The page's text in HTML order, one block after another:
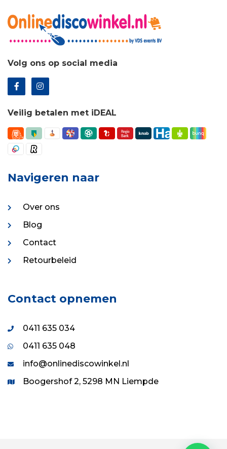
Volg ons op social media
Veilig betalen met iDEAL
Navigeren naar
Over ons
Blog
Contact
Retourbeleid
Contact opnemen
0411 635 034
0411 635 048
info@onlinediscowinkel.nl
Boogershof 2, 5298 MN Liempde